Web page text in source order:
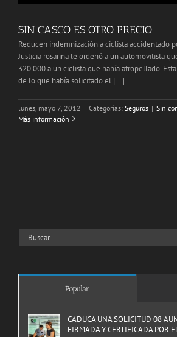
SIN CASCO ES OTRO PRECIO
Reducen indemnización a ciclista accidentado
Justicia rosarina le ordenó a un automovilista
320.000 a un ciclista que había atropellado.
de lo que había solicitado el [...]
lunes, mayo 7, 2012 | Categorías: Seguros | Sin
Más información
Buscar:
Popular
CADUCA UNA SOLICITUD 08
FIRMADA Y CERTIFICADA POR